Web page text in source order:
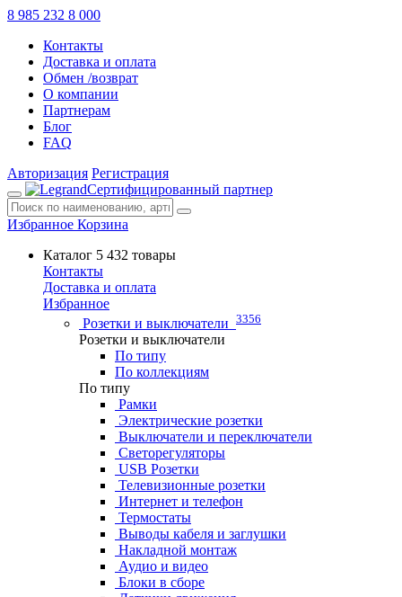
8 985 232 8 000
Контакты
Доставка и оплата
Обмен /возврат
О компании
Партнерам
Блог
FAQ
Авторизация Регистрация
Сертифицированный партнер
Избранное Корзина
Каталог 5 432 товары
Контакты
Доставка и оплата
Избранное
Розетки и выключатели 3356
Розетки и выключатели
По типу
По коллекциям
По типу
Рамки
Электрические розетки
Выключатели и переключатели
Светорегуляторы
USB Розетки
Телевизионные розетки
Интернет и телефон
Термостаты
Выводы кабеля и заглушки
Накладной монтаж
Аудио и видео
Блоки в сборе